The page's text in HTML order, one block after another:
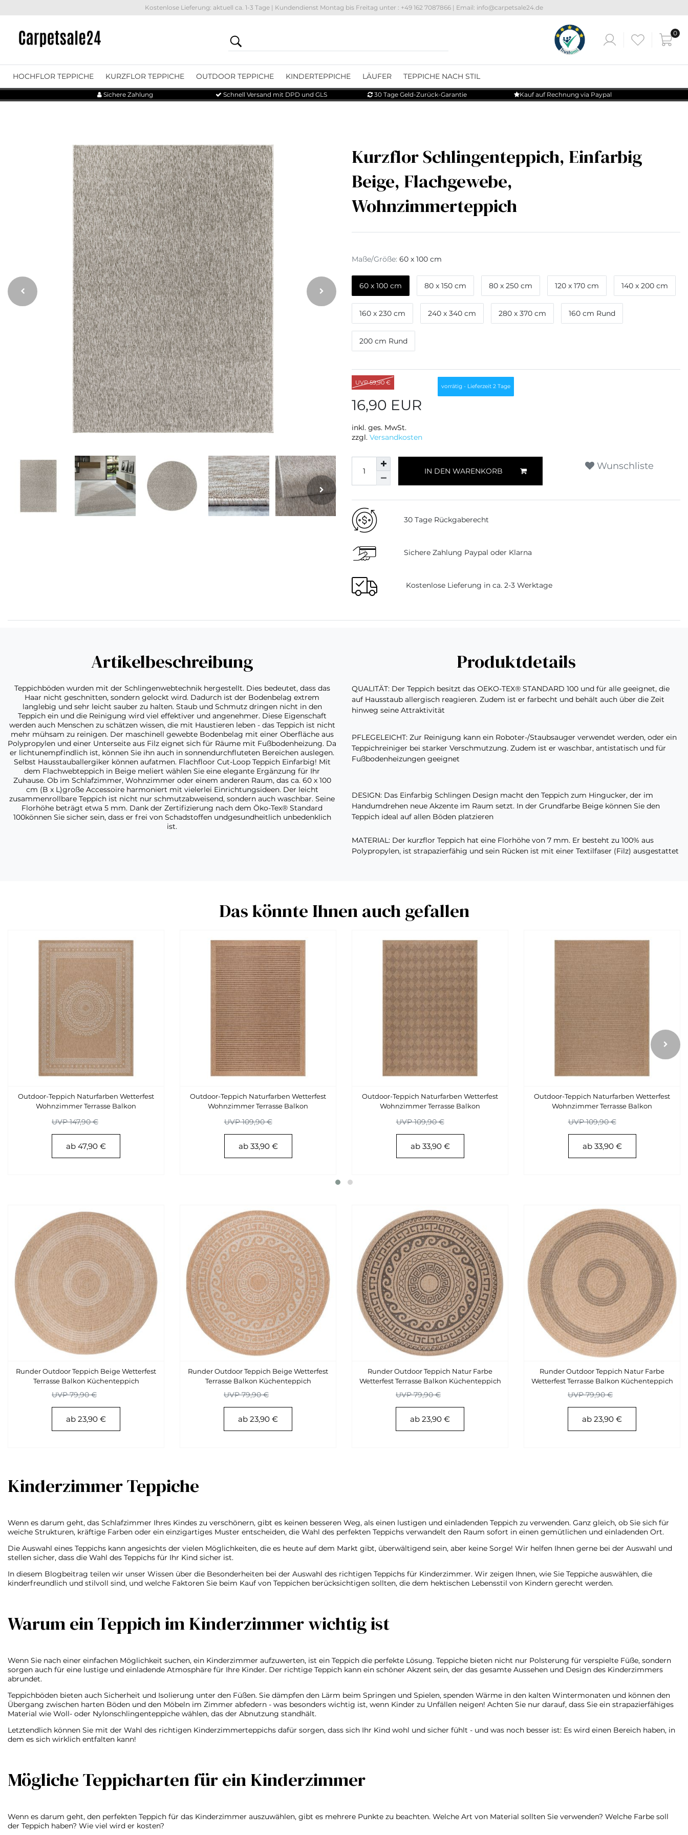
Kostenlose Lieferung: aktuell ca. 1-3 Tage | Kundendienst Montag bis Freitag unter : +49 162 7087866 | Email: info@carpetsale24.de
0
HOCHFLOR TEPPICHE KURZFLOR TEPPICHE OUTDOOR TEPPICHE KINDERTEPPICHE LÄUFER TEPPICHE NACH STIL
Sichere Zahlung Schnell Versand mit DPD und GLS 30 Tage Geld-Zurück-Garantie Kauf auf Rechnung via Paypal
Kurzflor Schlingenteppich, Einfarbig
Beige, Flachgewebe,
Wohnzimmerteppich
Maße/Größe: 60 x 100 cm
60 x 100 cm 80 x 150 cm 80 x 250 cm 120 x 170 cm 140 x 200 cm
160 x 230 cm 240 x 340 cm 280 x 370 cm 160 cm Rund
200 cm Rund
UVP 59,90 €
16,90 EUR
inkl. ges. MwSt.
zzgl. Versandkosten
vorrätig - Lieferzeit 2 Tage
IN DEN WARENKORB Wunschliste
30 Tage Rückgaberecht
Sichere Zahlung Paypal oder Klarna
Kostenlose Lieferung in ca. 2-3 Werktage
Artikelbeschreibung
Teppichböden wurden mit der Schlingenwebtechnik hergestellt. Dies bedeutet, dass das
Haar nicht geschnitten, sondern gelockt wird. Dadurch ist der Bodenbelag extrem
langlebig und sehr leicht sauber zu halten. Staub und Schmutz dringen nicht in den
Teppich ein und die Reinigung wird viel effektiver und angenehmer. Diese Eigenschaft
werden auch Menschen zu schätzen wissen, die mit Haustieren leben - das Teppich ist nicht
mehr mühsam zu reinigen. Der maschinell gewebte Bodenbelag mit einer Oberfläche aus
Polypropylen und einer Unterseite aus Filz eignet sich für Räume mit Fußbodenheizung. Da
er lichtunempfindlich ist, können Sie ihn auch in sonnendurchfluteten Bereichen auslegen.
Selbst Hausstauballergiker können aufatmen. Flachfloor Cut-Loop Teppich Einfarbig! Mit
dem Flachwebteppich in Beige meliert wählen Sie eine elegante Ergänzung für Ihr
Zuhause. Ob im Schlafzimmer, Wohnzimmer oder einem anderen Raum, das ca. 60 x 100
cm (B x L)große Accessoire harmoniert mit vielerlei Einrichtungsideen. Der leicht
zusammenrollbare Teppich ist nicht nur schmutzabweisend, sondern auch waschbar. Seine
Florhöhe beträgt etwa 5 mm. Dank der Zertifizierung nach dem Öko-Tex® Standard
100können Sie sicher sein, dass er frei von Schadstoffen undgesundheitlich unbedenklich
ist.
Produktdetails
QUALITÄT: Der Teppich besitzt das OEKO-TEX® STANDARD 100 und für alle geeignet, die
auf Hausstaub allergisch reagieren. Zudem ist er farbecht und behält auch über die Zeit
hinweg seine Attraktivität
PFLEGELEICHT: Zur Reinigung kann ein Roboter-/Staubsauger verwendet werden, oder ein
Teppichreiniger bei starker Verschmutzung. Zudem ist er waschbar, antistatisch und für
Fußbodenheizungen geeignet
DESIGN: Das Einfarbig Schlingen Design macht den Teppich zum Hingucker, der im
Handumdrehen neue Akzente im Raum setzt. In der Grundfarbe Beige können Sie den
Teppich ideal auf allen Böden platzieren
MATERIAL: Der kurzflor Teppich hat eine Florhöhe von 7 mm. Er besteht zu 100% aus
Polypropylen, ist strapazierfähig und sein Rücken ist mit einer Textilfaser (Filz) ausgestattet
Das könnte Ihnen auch gefallen
Outdoor-Teppich Naturfarben Wetterfest
Wohnzimmer Terrasse Balkon
UVP 147,90 €
ab 47,90 €
Outdoor-Teppich Naturfarben Wetterfest
Wohnzimmer Terrasse Balkon
UVP 109,90 €
ab 33,90 €
Outdoor-Teppich Naturfarben Wetterfest
Wohnzimmer Terrasse Balkon
UVP 109,90 €
ab 33,90 €
Outdoor-Teppich Naturfarben Wetterfest
Wohnzimmer Terrasse Balkon
UVP 109,90 €
ab 33,90 €
Runder Outdoor Teppich Beige Wetterfest
Terrasse Balkon Küchenteppich
UVP 79,90 €
ab 23,90 €
Runder Outdoor Teppich Beige Wetterfest
Terrasse Balkon Küchenteppich
UVP 79,90 €
ab 23,90 €
Runder Outdoor Teppich Natur Farbe
Wetterfest Terrasse Balkon Küchenteppich
UVP 79,90 €
ab 23,90 €
Runder Outdoor Teppich Natur Farbe
Wetterfest Terrasse Balkon Küchenteppich
UVP 79,90 €
ab 23,90 €
Kinderzimmer Teppiche
Wenn es darum geht, das Schlafzimmer Ihres Kindes zu verschönern, gibt es keinen besseren Weg, als einen lustigen und einladenden Teppich zu verwenden. Ganz gleich, ob Sie sich für
weiche Strukturen, kräftige Farben oder ein einzigartiges Muster entscheiden, die Wahl des perfekten Teppichs verwandelt den Raum sofort in einen gemütlichen und einladenden Ort.
Die Auswahl eines Teppichs kann angesichts der vielen Möglichkeiten, die es heute auf dem Markt gibt, überwältigend sein, aber keine Sorge! Wir helfen Ihnen gerne bei der Auswahl und
stellen sicher, dass die Wahl des Teppichs für Ihr Kind sicher ist.
In diesem Blogbeitrag teilen wir unser Wissen über die Besonderheiten bei der Auswahl des richtigen Teppichs für Kinderzimmer. Wir zeigen Ihnen, wie Sie Teppiche auswählen, die
kinderfreundlich und stilvoll sind, und welche Faktoren Sie beim Kauf von Teppichen berücksichtigen sollten, die dem hektischen Lebensstil von Kindern gerecht werden.
Warum ein Teppich im Kinderzimmer wichtig ist
Wenn Sie nach einer einfachen Möglichkeit suchen, ein Kinderzimmer aufzuwerten, ist ein Teppich die perfekte Lösung. Teppiche bieten nicht nur Polsterung für verspielte Füße, sondern
sorgen auch für eine lustige und einladende Atmosphäre für Ihre Kinder. Der richtige Teppich kann ein schöner Akzent sein, der das gesamte Aussehen und Design des Kinderzimmers
abrundet.
Teppichböden bieten auch Sicherheit und Isolierung unter den Füßen. Sie dämpfen den Lärm beim Springen und Spielen, spenden Wärme in den kalten Wintermonaten und können den
Übergang zwischen harten Böden und den Möbeln im Zimmer abfedern - was besonders wichtig ist, wenn Kinder zu Unfällen neigen! Achten Sie nur darauf, dass Sie ein strapazierfähiges
Material wie Woll- oder Nylonschlingenteppiche wählen, das der Abnutzung standhält.
Letztendlich können Sie mit der Wahl des richtigen Kinderzimmerteppichs dafür sorgen, dass sich Ihr Kind wohl und sicher fühlt - und was noch besser ist: Es wird einen Bereich haben, in
dem es sich wirklich entfalten kann!
Mögliche Teppicharten für ein Kinderzimmer
Wenn es darum geht, den perfekten Teppich für das Kinderzimmer auszuwählen, gibt es mehrere Punkte zu beachten. Welche Art von Material sollten Sie verwenden? Welche Farbe soll
der Teppich haben? Wie viel wird er kosten?